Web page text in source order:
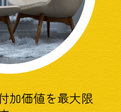
加価値を最大限